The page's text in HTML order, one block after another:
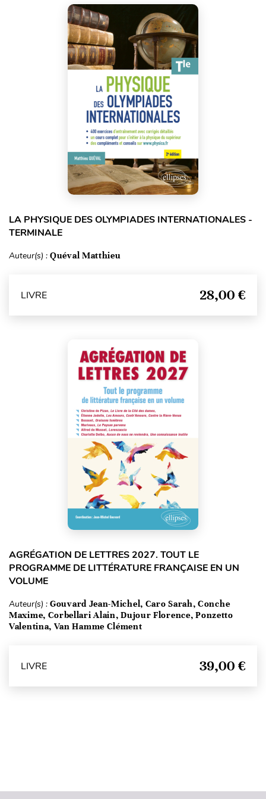
LA PHYSIQUE DES OLYMPIADES INTERNATIONALES -
TERMINALE
Auteur(s) : Quéval Matthieu
LIVRE 28,00 €
AGRÉGATION DE LETTRES 2027. TOUT LE
PROGRAMME DE LITTÉRATURE FRANÇAISE EN UN
VOLUME
Auteur(s) : Gouvard Jean-Michel, Caro Sarah, Conche
Maxime, Corbellari Alain, Dujour Florence, Ponzetto
Valentina, Van Hamme Clément
LIVRE 39,00 €